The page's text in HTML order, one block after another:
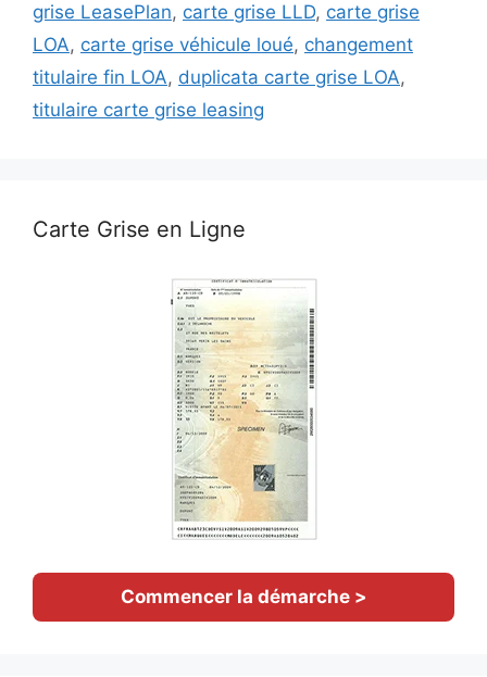
grise LeasePlan, carte grise LLD, carte grise
LOA, carte grise véhicule loué, changement
titulaire fin LOA, duplicata carte grise LOA,
titulaire carte grise leasing
Carte Grise en Ligne
Commencer la démarche >